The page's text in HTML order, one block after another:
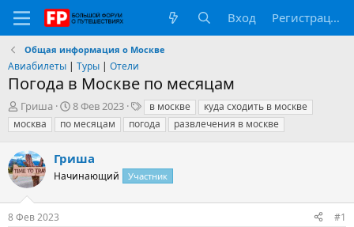
Вход Регистрация
Общая информация о Москве
Авиабилеты | Туры | Отели
Погода в Москве по месяцам
А
в
т
о
р
т
е
м
ы
Гриша
Д
а
т
н
а
а
8 Фев 2023
Т
е
г
в москве
куда сходить в москве
москва
по месяцам погода развлечения в москве
Гриша
Начинающий Участник
8 Фев 2023 #1